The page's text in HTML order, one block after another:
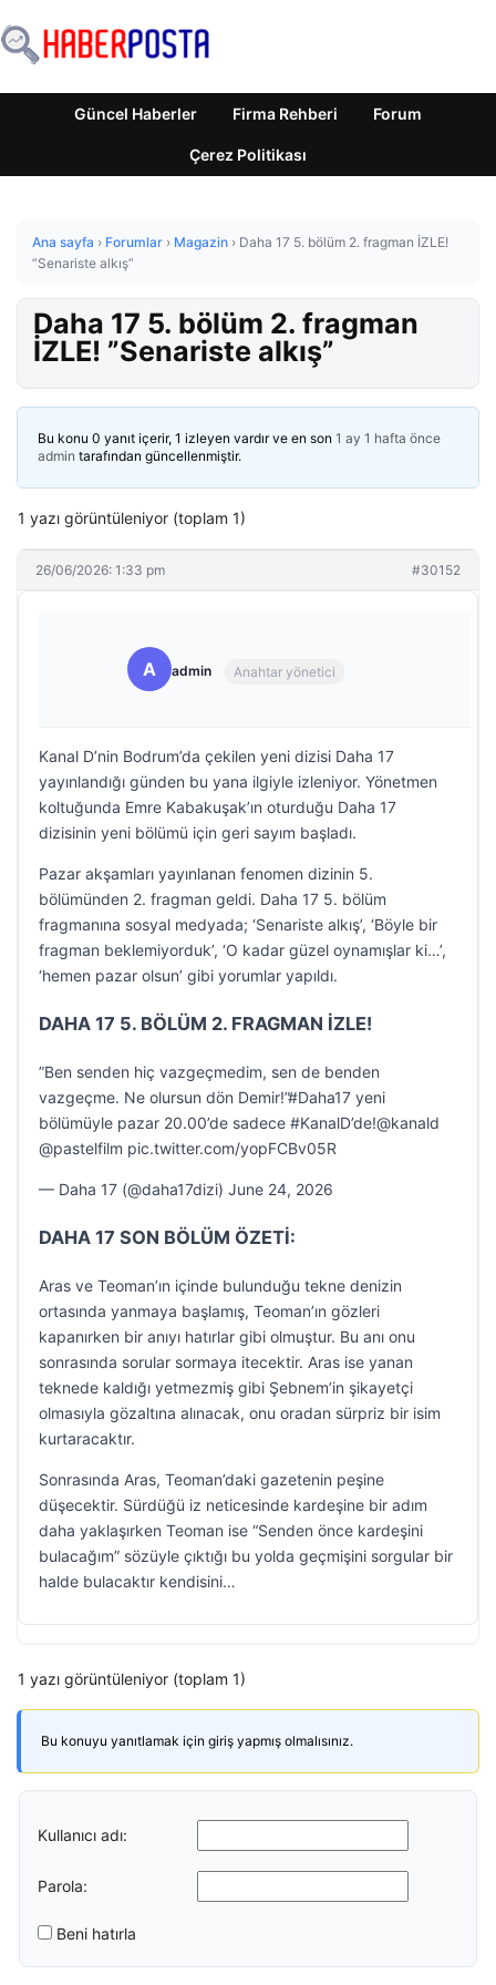
Güncel Haberler Firma Rehberi Forum
Çerez Politikası
Ana sayfa › Forumlar › Magazin › Daha 17 5. bölüm 2. fragman İZLE!
”Senariste alkış”
Daha 17 5. bölüm 2. fragman
İZLE! ”Senariste alkış”
Bu konu 0 yanıt içerir, 1 izleyen vardır ve en son 1 ay 1 hafta önce
admin tarafından güncellenmiştir.
1 yazı görüntüleniyor (toplam 1)
26/06/2026: 1:33 pm #30152
A admin Anahtar yönetici
Kanal D’nin Bodrum’da çekilen yeni dizisi Daha 17
yayınlandığı günden bu yana ilgiyle izleniyor. Yönetmen
koltuğunda Emre Kabakuşak’ın oturduğu Daha 17
dizisinin yeni bölümü için geri sayım başladı.
Pazar akşamları yayınlanan fenomen dizinin 5.
bölümünden 2. fragman geldi. Daha 17 5. bölüm
fragmanına sosyal medyada; ‘Senariste alkış’, ‘Böyle bir
fragman beklemiyorduk’, ‘O kadar güzel oynamışlar ki…’,
‘hemen pazar olsun’ gibi yorumlar yapıldı.
DAHA 17 5. BÖLÜM 2. FRAGMAN İZLE!
”Ben senden hiç vazgeçmedim, sen de benden
vazgeçme. Ne olursun dön Demir!”#Daha17 yeni
bölümüyle pazar 20.00’de sadece #KanalD’de!@kanald
@pastelfilm pic.twitter.com/yopFCBv05R
— Daha 17 (@daha17dizi) June 24, 2026
DAHA 17 SON BÖLÜM ÖZETİ:
Aras ve Teoman’ın içinde bulunduğu tekne denizin
ortasında yanmaya başlamış, Teoman’ın gözleri
kapanırken bir anıyı hatırlar gibi olmuştur. Bu anı onu
sonrasında sorular sormaya itecektir. Aras ise yanan
teknede kaldığı yetmezmiş gibi Şebnem’in şikayetçi
olmasıyla gözaltına alınacak, onu oradan sürpriz bir isim
kurtaracaktır.
Sonrasında Aras, Teoman’daki gazetenin peşine
düşecektir. Sürdüğü iz neticesinde kardeşine bir adım
daha yaklaşırken Teoman ise “Senden önce kardeşini
bulacağım” sözüyle çıktığı bu yolda geçmişini sorgular bir
halde bulacaktır kendisini…
1 yazı görüntüleniyor (toplam 1)
Bu konuyu yanıtlamak için giriş yapmış olmalısınız.
Kullanıcı adı:
Parola:
Beni hatırla